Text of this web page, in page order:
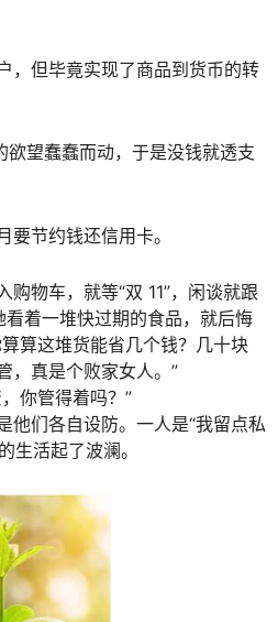
，但毕竟实现了商品到货币的转
欲望蠢蠢而动，于是没钱就透支
节约钱还信用卡。
物车，就等“双 11”，闲谈就跟
着一堆快过期的食品，就后悔
算这堆货能省几个钱？几十块
，真是个败家女人。”
你管得着吗？”
他们各自设防。一人是“我留点私
生活起了波澜。